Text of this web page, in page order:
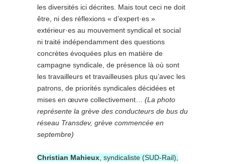
les diversités ici décrites. Mais tout ceci ne doit
être, ni des réflexions « d’expert·es »
extérieur·es au mouvement syndical et social
ni traité indépendamment des questions
concrètes évoquées plus en matière de
campagne syndicale, de présence là où sont
les travailleurs et travailleuses plus qu’avec les
patrons, de priorités syndicales décidées et
mises en œuvre collectivement… (La photo
représente la grève des conducteurs de bus du
réseau Transdev, grève commencée en
septembre)
Christian Mahieux , syndicaliste (SUD-Rail),